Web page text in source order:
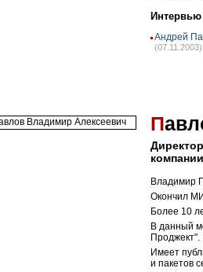
Интервью
Андрей
(07.11.2003)
П
Владимир
Окончил
Более 10
В данный
Проджект".
Имеет
и пакетов